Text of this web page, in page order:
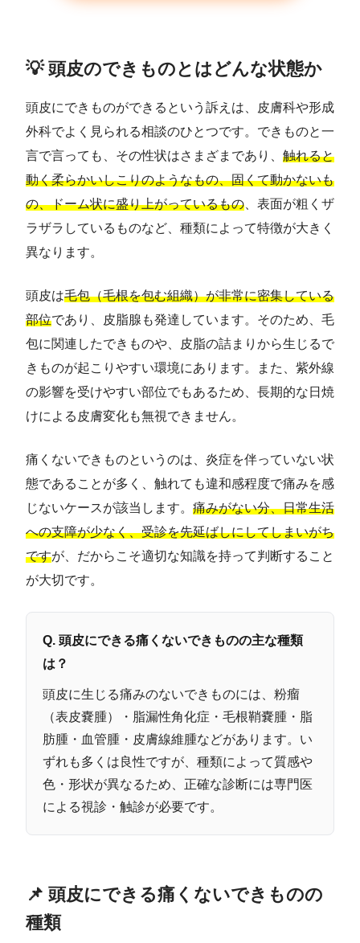
💡 頭皮のできものとはどんな状態か
頭皮にできものができるという訴えは、皮膚科や形成
外科でよく見られる相談のひとつです。できものと一
言で言っても、その性状はさまざまであり、 触れると
動く柔らかいしこりのようなもの、固くて動かないも
の、ドーム状に盛り上がっているもの 、表面が粗くザ
ラザラしているものなど、種類によって特徴が大きく
異なります。
頭皮は毛包（毛根を包む組織）が非常に密集している
部位であり、皮脂腺も発達しています。そのため、毛
包に関連したできものや、皮脂の詰まりから生じるで
きものが起こりやすい環境にあります。また、紫外線
の影響を受けやすい部位でもあるため、長期的な日焼
けによる皮膚変化も無視できません。
痛くないできものというのは、炎症を伴っていない状
態であることが多く、触れても違和感程度で痛みを感
じないケースが該当します。 痛みがない分、日常生活
への支障が少なく、受診を先延ばしにしてしまいがち
ですが、だからこそ適切な知識を持って判断すること
が大切です。
Q. 頭皮にできる痛くないできものの主な種類
は？
頭皮に生じる痛みのないできものには、粉瘤
（表皮嚢腫）・脂漏性角化症・毛根鞘嚢腫・脂
肪腫・血管腫・皮膚線維腫などがあります。い
ずれも多くは良性ですが、種類によって質感や
色・形状が異なるため、正確な診断には専門医
による視診・触診が必要です。
📌 頭皮にできる痛くないできものの
種類